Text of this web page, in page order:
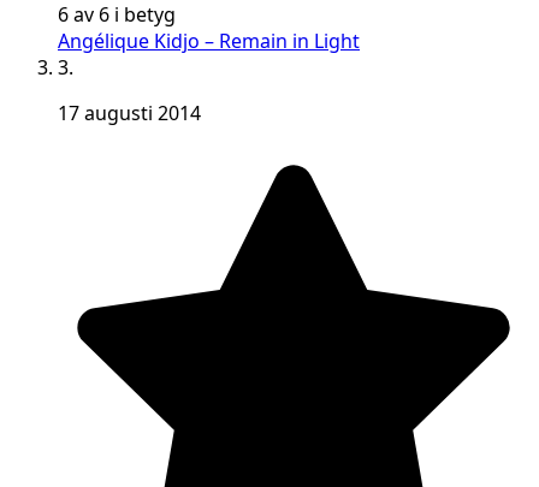
6 av 6 i betyg
Angélique Kidjo – Remain in Light
3.
17 augusti 2014